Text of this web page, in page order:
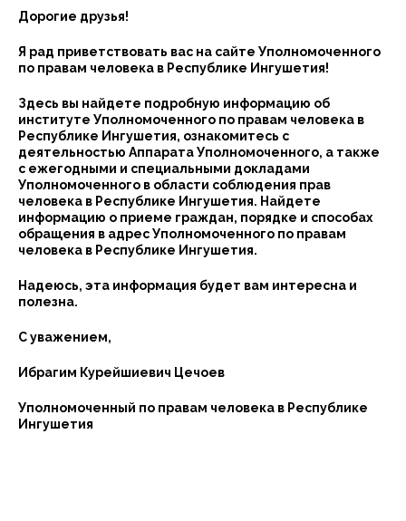
Дорогие друзья!
Я рад приветствовать вас на сайте Уполномоченного
по правам человека в Республике Ингушетия!
Здесь вы найдете подробную информацию об
институте Уполномоченного по правам человека в
Республике Ингушетия, ознакомитесь с
деятельностью Аппарата Уполномоченного, а также
с ежегодными и специальными докладами
Уполномоченного в области соблюдения прав
человека в Республике Ингушетия. Найдете
информацию о приеме граждан, порядке и способах
обращения в адрес Уполномоченного по правам
человека в Республике Ингушетия.
Надеюсь, эта информация будет вам интересна и
полезна.
С уважением,
Ибрагим Курейшиевич Цечоев
Уполномоченный по правам человека в Республике
Ингушетия